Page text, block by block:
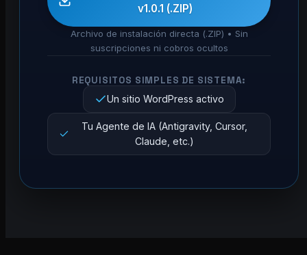
v1.0.1 (.ZIP)
Archivo de instalación directa (.ZIP) • Sin
suscripciones ni cobros ocultos
REQUISITOS SIMPLES DE SISTEMA:
Un sitio WordPress activo
Tu Agente de IA (Antigravity, Cursor,
Claude, etc.)